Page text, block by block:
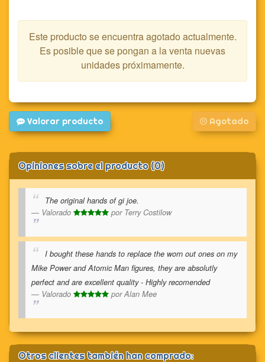
Este producto se encuentra agotado actualmente.
Es posible que se pongan a la venta nuevas
unidades próximamente.
Valorar producto Agotado
Opiniones sobre el producto (0)
The original hands of gi joe.
Valorado
por Terry Costilow
I bought these hands to replace the worn out ones on my
Mike Power and Atomic Man figures, they are absolutly
perfect and are excellent quality - Highly recomended
Valorado
porAlan Mee
Otros clientes también han comprado: